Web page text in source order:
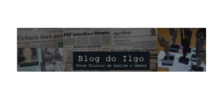
Blog do Ilgo Wink